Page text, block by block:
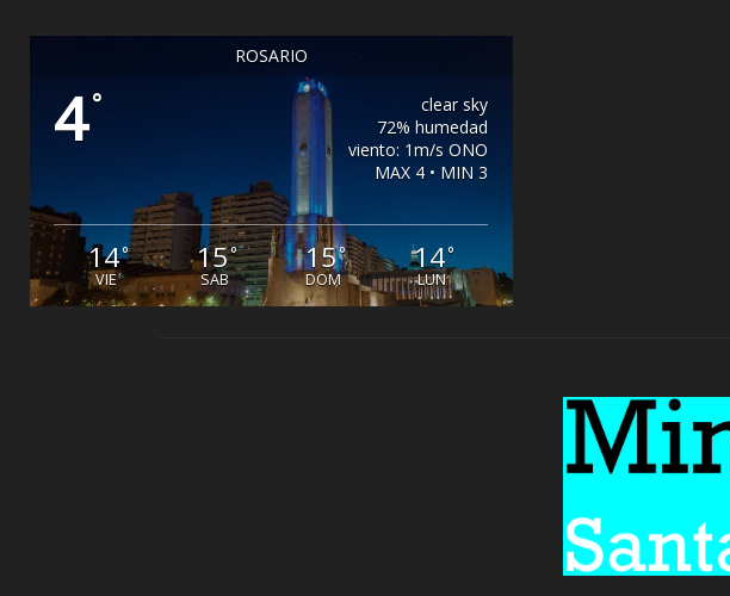
ROSARIO
4°
clear sky
72% humedad
viento: 1m/s ONO
MAX 4 • MIN 3
14°
VIE
15°
SAB
15°
DOM
14°
LUN